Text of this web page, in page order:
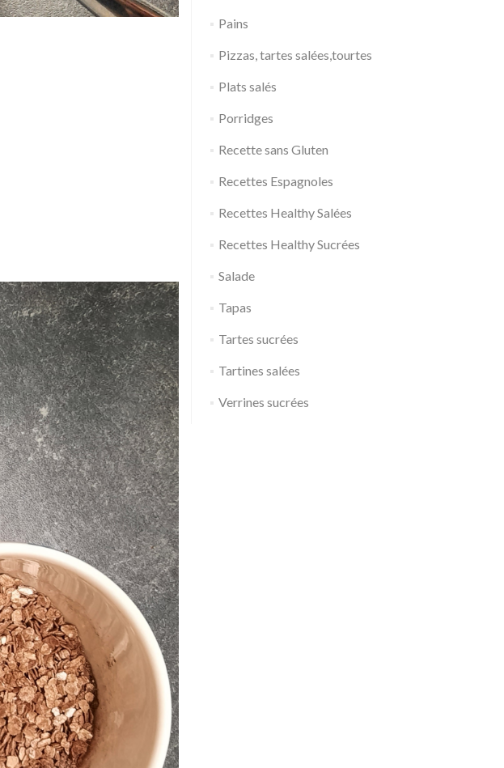
Pains
Pizzas, tartes salées,tourtes
Plats salés
Porridges
Recette sans Gluten
Recettes Espagnoles
Recettes Healthy Salées
Recettes Healthy Sucrées
Salade
Tapas
Tartes sucrées
Tartines salées
Verrines sucrées